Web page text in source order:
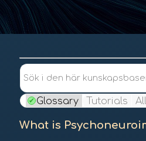
Innehåll
Sök i den här
Glossary Tutorials
What is